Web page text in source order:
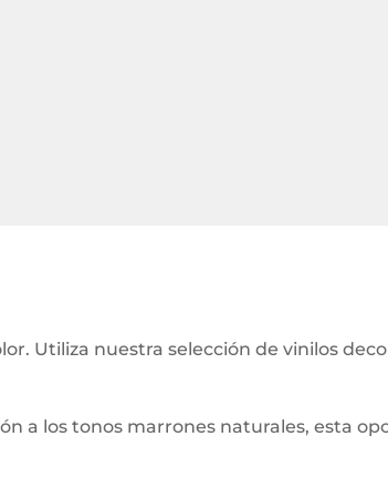
Utiliza nuestra selección de vinilos
a los tonos marrones naturales, esta